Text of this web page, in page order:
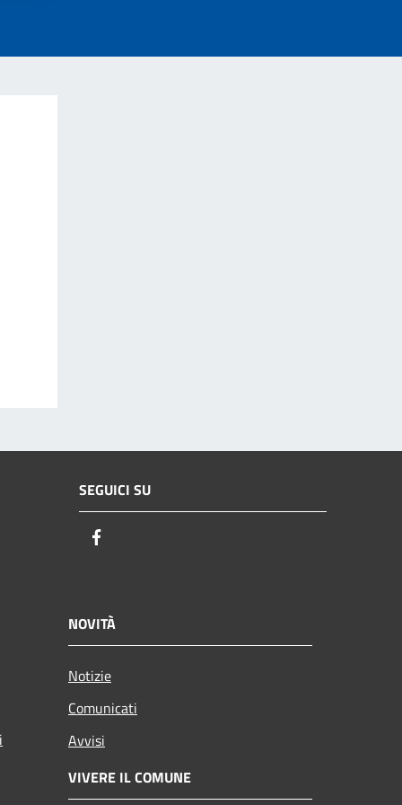
SEGUICI SU
NOVITÀ
Notizie
Comunicati
Avvisi
VIVERE IL COMUNE